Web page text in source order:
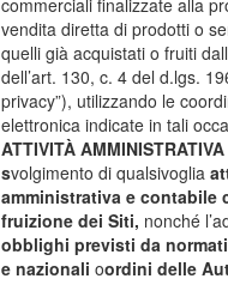
commerciali finalizzate alla
vendita diretta di prodotti o
quelli già acquistati o fruiti
dell’art. 130, c. 4 del d.lgs.
privacy”), utilizzando le
elettronica indicate in tali
ATTIVITÀ
svolgimento di qualsivoglia
amministrativa e contabile
fruizione dei Siti, nonché
obblighi previsti da
e nazionali oordini delle